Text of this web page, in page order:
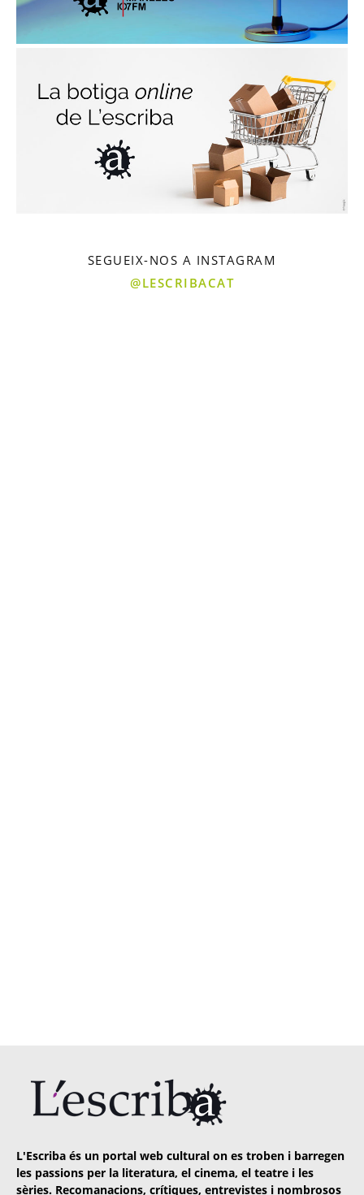
SEGUEIX-NOS A INSTAGRAM
@LESCRIBACAT
L'Escriba és un portal web cultural on es troben i barregen
les passions per la literatura, el cinema, el teatre i les
sèries. Recomanacions, crítiques, entrevistes i nombrosos